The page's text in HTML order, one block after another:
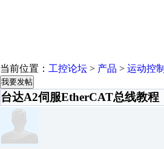
当前位置： 工控论坛 > 产品 > 运动控制
我要发帖
台达A2伺服EtherCAT总线教程